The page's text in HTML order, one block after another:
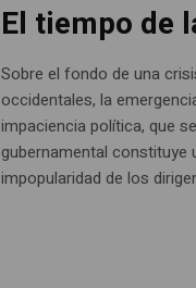
El tiempo de
Sobre el fondo de una
occidentales, la
impaciencia política, que
gubernamental
impopularidad de los